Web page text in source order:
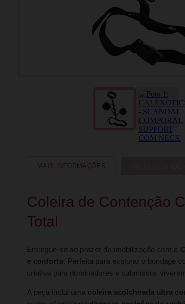
MAIS INFORMAÇÕES
Coleira de Contenção
Total
Entregue-se ao prazer da imobilização com a
e conforto . Perfeita para explorar o bondage
criativa para dominadores e submissos
A peça inclui uma coleira acolchoada ultra